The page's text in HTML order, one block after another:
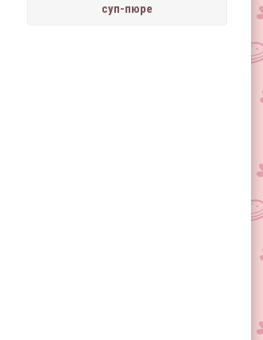
суп-пюре